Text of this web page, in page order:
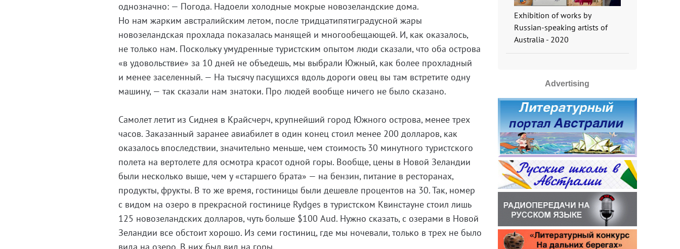
однозначно: — Погода. Надоели холодные мокрые новозеландские дома.
Но нам жарким австралийским летом, после тридцатипятиградусной жары
новозеландская прохлада показалась манящей и многообещающей. И, как оказалось,
не только нам. Поскольку умудренные туристским опытом люди сказали, что оба острова
«в удовольствие» за 10 дней не объедешь, мы выбрали Южный, как более прохладный
и менее заселенный. — На тысячу пасущихся вдоль дороги овец вы там встретите одну
машину, — так сказали нам знатоки. Про людей вообще ничего не было сказано.
Самолет летит из Сиднея в Крайсчерч, крупнейший город Южного острова, менее трех
часов. Заказанный заранее авиабилет в один конец стоил менее 200 долларов, как
оказалось впоследствии, значительно меньше, чем стоимость 30 минутного туристского
полета на вертолете для осмотра красот одной горы. Вообще, цены в Новой Зеландии
были несколько выше, чем у «старшего брата» — на бензин, питание в ресторанах,
продукты, фрукты. В то же время, гостиницы были дешевле процентов на 30. Так, номер
с видом на озеро в прекрасной гостинице Rydges в туристском Квинстауне стоил лишь
125 новозеландских долларов, чуть больше $100 Aud. Нужно сказать, с озерами в Новой
Зеландии все обстоит хорошо. Из семи гостиниц, где мы ночевали, только в трех не было
Exhibition of works by
Russian-speaking artists of
Australia - 2020
Advertising